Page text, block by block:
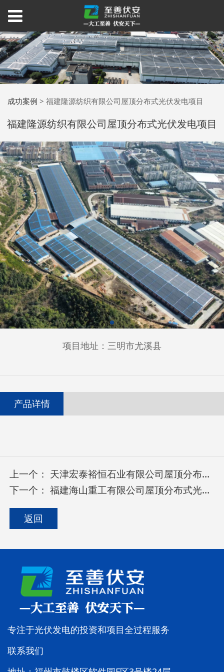
成功案例 >福建隆源纺织有限公司屋顶分布式光伏发电项目
福建隆源纺织有限公司屋顶分布式光伏发电项目
项目地址：三明市尤溪县
产品详情
上一个： 天津宏泰裕恒石业有限公司屋顶分布式光伏发电项目
下一个：福建海山重工有限公司屋顶分布式光伏发电项目
返回
专注于光伏发电的投资和项目全过程服务
联系我们